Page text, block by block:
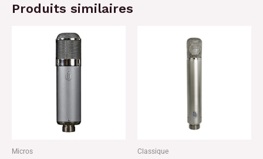
Produits similaires
Micros Classique